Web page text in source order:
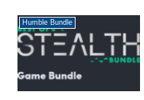
Humble Bundle